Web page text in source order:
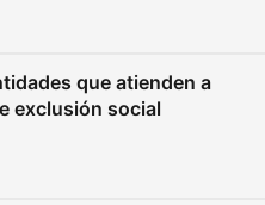
que atienden a
exclusión social